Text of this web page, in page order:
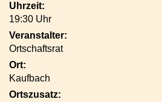
Uhrzeit:
19:30 Uhr
Veranstalter:
Ortschaftsrat
Ort:
Kaufbach
Ortszusatz: